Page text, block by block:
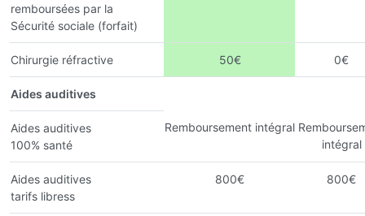
remboursées par la
Sécurité sociale (forfait)
Chirurgie réfractive 50€ 0€
Aides auditives
Aides auditives
100% santé
Remboursement intégral
intégral
Aides auditives
tarifs libress
800€ 800€